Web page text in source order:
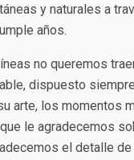
y naturales a
años.
no queremos
dispuesto
arte, los momentos
le agradecemos
el detalle de